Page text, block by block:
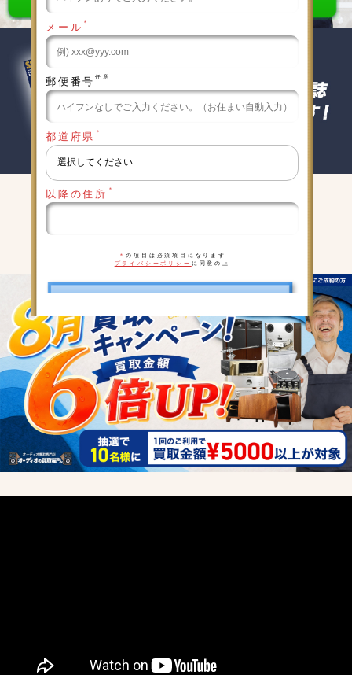
メール ＊
郵便番号 任意
都道府県 ＊
以降の住所 ＊
＊の項目は必須項目になります
プライバシーポリシー に同意の上
キャンペーン実施中